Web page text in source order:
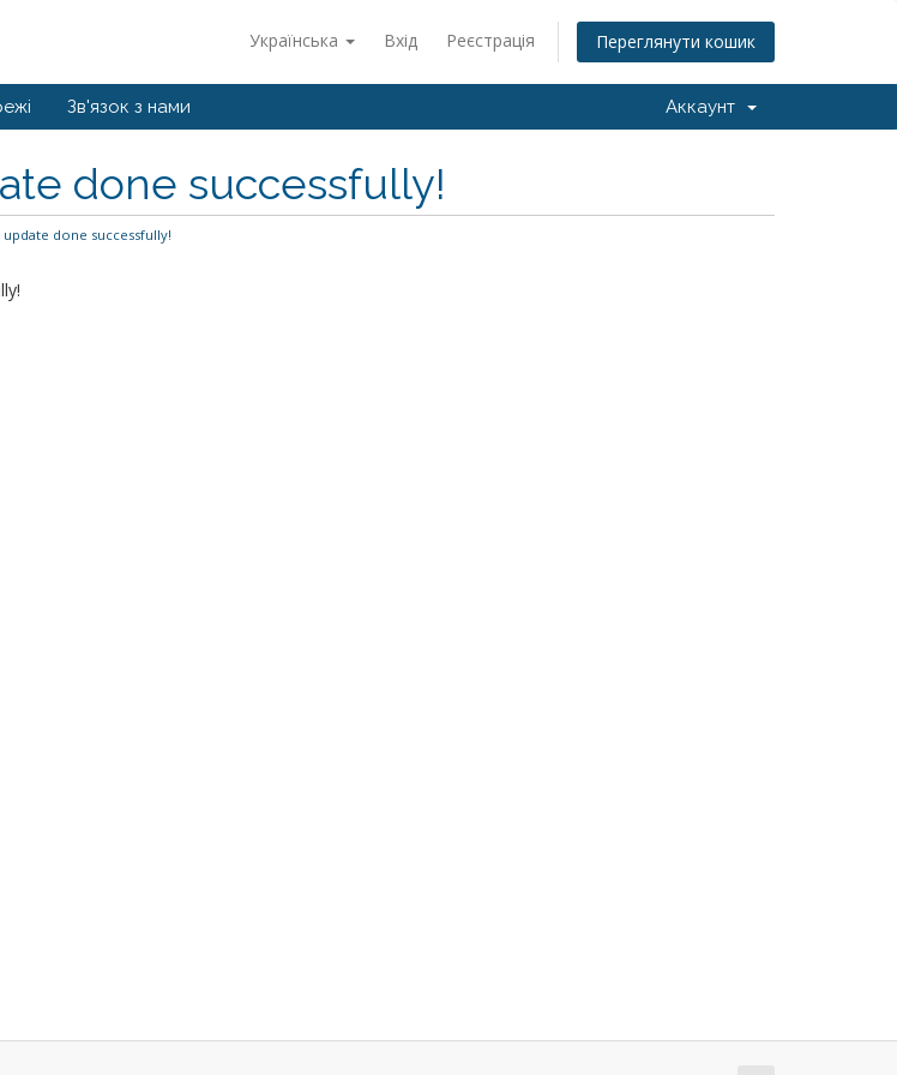
Українська Вхід Реєстрація Переглянути кошик
Зв'язок з нами Аккаунт
done successfully!
update done successfully!